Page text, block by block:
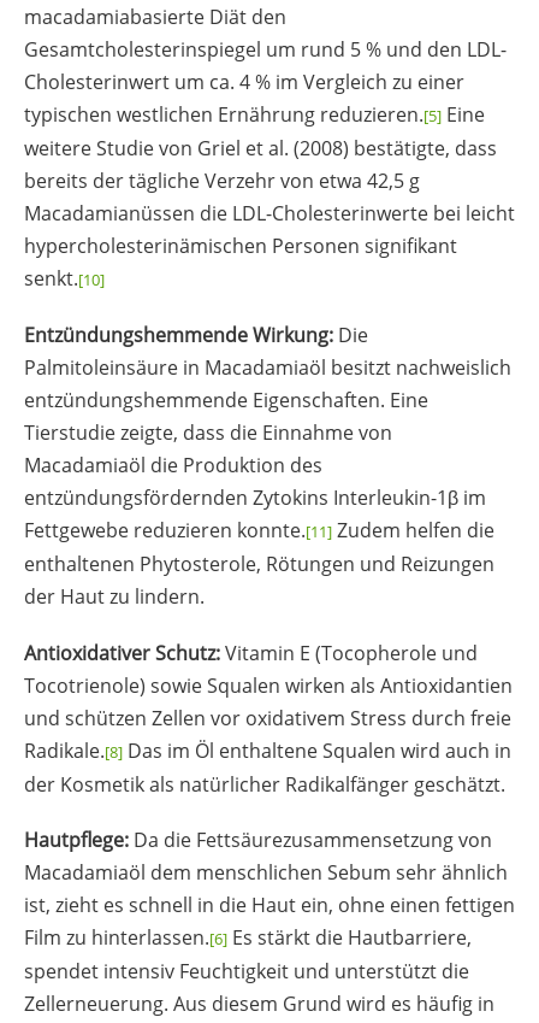
macadamiabasierte Diät den
Gesamtcholesterinspiegel um rund 5 % und den LDL-
Cholesterinwert um ca. 4 % im Vergleich zu einer
typischen westlichen Ernährung reduzieren.[5] Eine
weitere Studie von Griel et al. (2008) bestätigte, dass
bereits der tägliche Verzehr von etwa 42,5 g
Macadamianüssen die LDL-Cholesterinwerte bei leicht
hypercholesterinämischen Personen signifikant
senkt.[10]
Entzündungshemmende Wirkung: Die
Palmitoleinsäure in Macadamiaöl besitzt nachweislich
entzündungshemmende Eigenschaften. Eine
Tierstudie zeigte, dass die Einnahme von
Macadamiaöl die Produktion des
entzündungsfördernden Zytokins Interleukin-1β im
Fettgewebe reduzieren konnte.[11] Zudem helfen die
enthaltenen Phytosterole, Rötungen und Reizungen
der Haut zu lindern.
Antioxidativer Schutz:Vitamin E (Tocopherole und
Tocotrienole) sowie Squalen wirken als Antioxidantien
und schützen Zellen vor oxidativem Stress durch freie
Radikale.[8] Das im Öl enthaltene Squalen wird auch in
der Kosmetik als natürlicher Radikalfänger geschätzt.
Hautpflege: Da die Fettsäurezusammensetzung von
Macadamiaöl dem menschlichen Sebum sehr ähnlich
ist, zieht es schnell in die Haut ein, ohne einen fettigen
Film zu hinterlassen.[6] Es stärkt die Hautbarriere,
spendet intensiv Feuchtigkeit und unterstützt die
Zellerneuerung. Aus diesem Grund wird es häufig in